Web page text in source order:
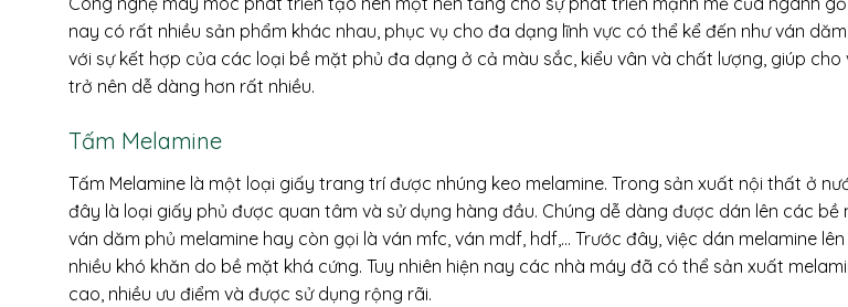
nay có rất nhiều sản phẩm khác nhau, phục vụ cho đa dạng lĩnh vực có thể kể đến như ván
với sự kết hợp của các loại bề mặt phủ đa dạng ở cả màu sắc, kiểu vân và chất lượng, giúp cho
trở nên dễ dàng hơn rất nhiều.
Tấm Melamine
Tấm Melamine là một loại giấy trang trí được nhúng keo melamine. Trong sản xuất nội thất ở
đây là loại giấy phủ được quan tâm và sử dụng hàng đầu. Chúng dễ dàng được dán lên các bề
ván dăm phủ melamine hay còn gọi là ván mfc, ván mdf, hdf,… Trước đây, việc dán melamine
nhiều khó khăn do bề mặt khá cứng. Tuy nhiên hiện nay các nhà máy đã có thể sản xuất
cao, nhiều ưu điểm và được sử dụng rộng rãi.